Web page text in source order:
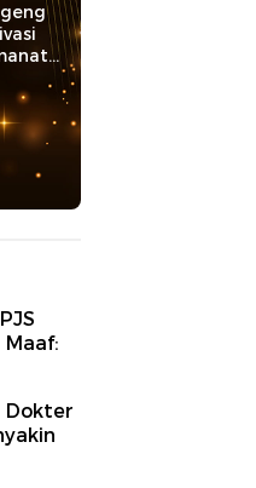
Dokter